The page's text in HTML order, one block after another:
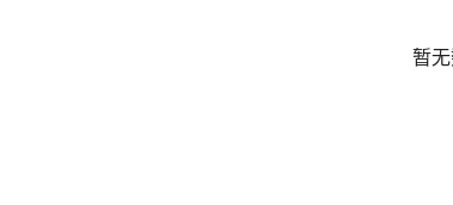
暂